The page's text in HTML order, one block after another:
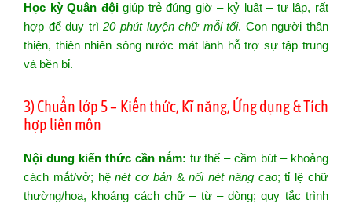
Học kỳ Quân độigiúp trẻ đúng giờ – kỷ luật – tự lập, rất
hợp để duy trì20 phút luyện chữ mỗi tối. Con người thân
thiện, thiên nhiên sông nước mát lành hỗ trợ sự tập trung
và bền bỉ.
3) Chuẩn lớp 5 – Kiến thức, Kĩ năng, Ứng dụng & Tích
hợp liên môn
Nội dung kiến thức cần nắm: tư thế – cầm bút – khoảng
cách mắt/vở; hệnét cơ bản&nối nét nâng cao; tỉ lệ chữ
thường/hoa, khoảng cách chữ – từ – dòng; quy tắc trình